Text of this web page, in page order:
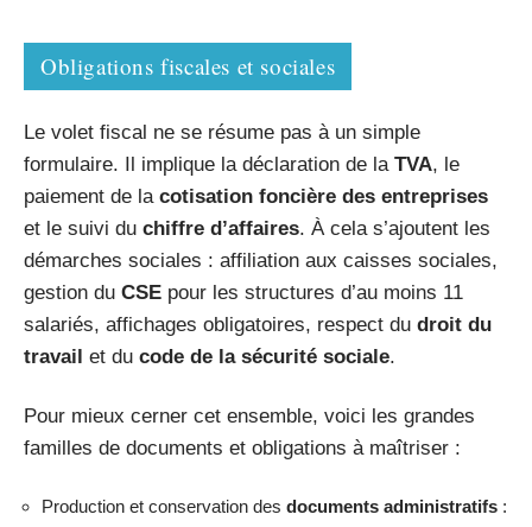
Obligations fiscales et sociales
Le volet fiscal ne se résume pas à un simple
formulaire. Il implique la déclaration de la TVA, le
paiement de la cotisation foncière des entreprises
et le suivi du chiffre d’affaires. À cela s’ajoutent les
démarches sociales : affiliation aux caisses sociales,
gestion du CSE pour les structures d’au moins 11
salariés, affichages obligatoires, respect du droit du
travail et du code de la sécurité sociale.
Pour mieux cerner cet ensemble, voici les grandes
familles de documents et obligations à maîtriser :
Production et conservation des documents administratifs :